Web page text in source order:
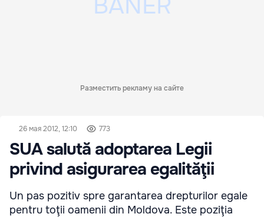
Разместить рекламу на сайте
26 мая 2012, 12:10 773
SUA salută adoptarea Legii
privind asigurarea egalităţii
Un pas pozitiv spre garantarea drepturilor egale
pentru toţii oamenii din Moldova. Este poziţia